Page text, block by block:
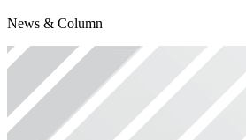
News & Column